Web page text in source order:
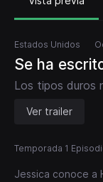
Estados Unidos
Se ha
Los tipos duros
Ver trailer
Temporada 1
Jessica conoce a